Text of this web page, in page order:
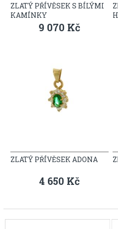
ZLATÝ PŘÍVĚSEK S BÍLÝMI
KAMÍNKY
9 070 Kč
ZLATÝ PŘÍVĚSEK ADONA
4 650 Kč